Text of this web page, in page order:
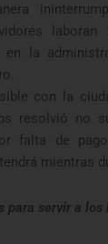
la
con la
resolvió no
falta de
mientras
para servir a los